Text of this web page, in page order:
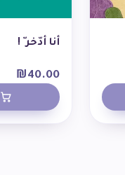
أنا أدّخر ّ !
₪40.00